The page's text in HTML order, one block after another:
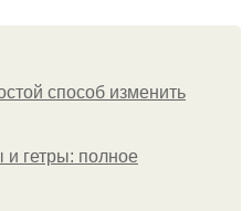
способ изменить
и гетры: полное